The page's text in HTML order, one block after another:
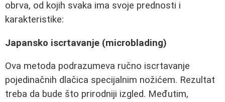
obrva, od kojih svaka ima svoje prednosti i
karakteristike:
Japansko iscrtavanje (microblading)
Ova metoda podrazumeva ručno iscrtavanje
pojedinačnih dlačica specijalnim nožićem. Rezultat
treba da bude što prirodniji izgled. Međutim,